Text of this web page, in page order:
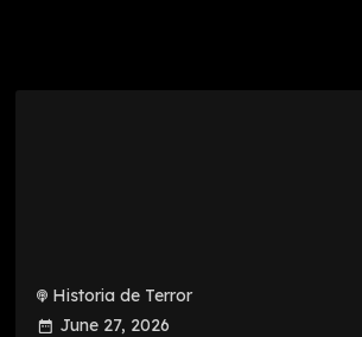
Historia de Terror
June 27, 2026